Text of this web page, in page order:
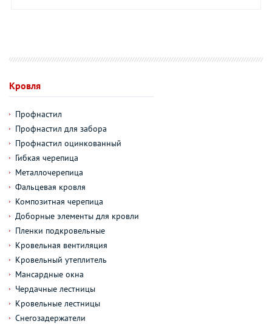
Кровля
Профнастил
Профнастил для забора
Профнастил оцинкованный
Гибкая черепица
Металлочерепица
Фальцевая кровля
Композитная черепица
Доборные элементы для кровли
Пленки подкровельные
Кровельная вентиляция
Кровельный утеплитель
Мансардные окна
Чердачные лестницы
Кровельные лестницы
Снегозадержатели